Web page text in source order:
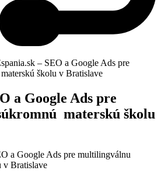
– SEO a Google Ads pre
školu v Bratislave
a Google Ads pre
materskú školu